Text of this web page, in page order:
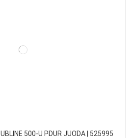
500-U PDUR JUODA | 525995